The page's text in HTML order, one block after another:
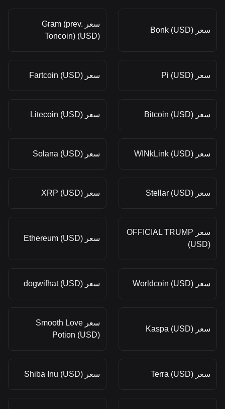
سعر Bonk (USD)
سعر Gram (prev.
Toncoin) (USD)
سعر Pi (USD) سعر Fartcoin (USD)
سعر Bitcoin (USD) سعر Litecoin (USD)
سعر WINkLink (USD) سعر Solana (USD)
سعر Stellar (USD) سعر XRP (USD)
سعر OFFICIAL TRUMP
(USD)
سعر Ethereum (USD)
سعر Worldcoin (USD) سعر dogwifhat (USD)
سعر Kaspa (USD)
سعر Smooth Love
Potion (USD)
سعر Terra (USD) سعر Shiba Inu (USD)